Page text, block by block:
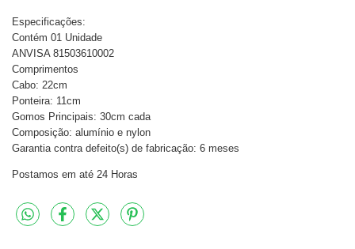
Especificações:
Contém 01 Unidade
ANVISA 81503610002
Comprimentos
Cabo: 22cm
Ponteira: 11cm
Gomos Principais: 30cm cada
Composição: alumínio e nylon
Garantia contra defeito(s) de fabricação: 6 meses
Postamos em até 24 Horas